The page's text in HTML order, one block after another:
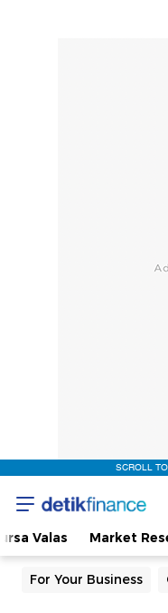
SCROLL
Valas Market
For Your Business